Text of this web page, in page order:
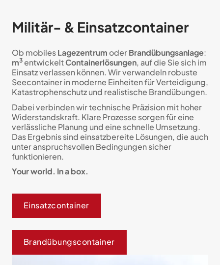
Militär- & Einsatzcontainer
Ob mobilesLagezentrumoderBrandübungsanlage:
m3 entwickeltContainerlösungen, auf die Sie sich im
Einsatz verlassen können. Wir verwandeln robuste
Seecontainer in moderne Einheiten für Verteidigung,
Katastrophenschutz und realistische Brandübungen.
Dabei verbinden wir technische Präzision mit hoher
Widerstandskraft. Klare Prozesse sorgen für eine
verlässliche Planung und eine schnelle Umsetzung.
Das Ergebnis sind einsatzbereite Lösungen, die auch
unter anspruchsvollen Bedingungen sicher
funktionieren.
Your world. In a box.
Einsatzcontainer
Brandübungscontainer